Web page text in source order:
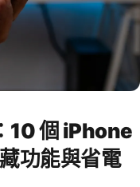
10 個 iPhone
功能與省電